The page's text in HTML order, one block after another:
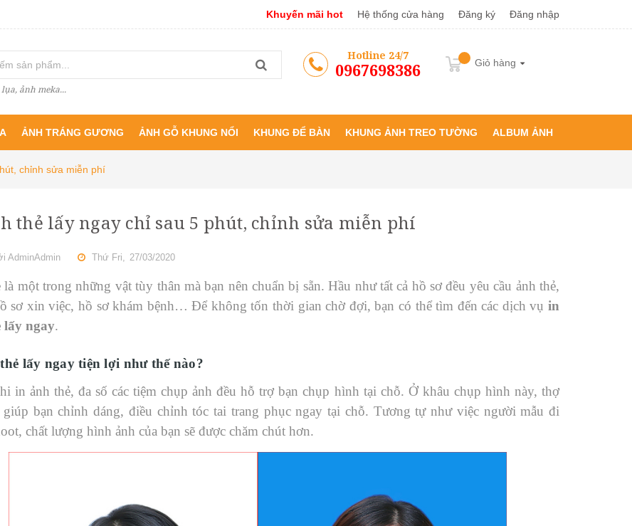
Khuyến mãi hot Hệ thống cửa hàng Đăng ký Đăng nhập
ảnh meka...
Hotline 24/7
0967698386 Giỏ hàng
ẢNH TRÁNG GƯƠNG ẢNH GỖ KHUNG NỔI KHUNG ĐỂ BÀN KHUNG ẢNH TREO TƯỜNG ALBUM ẢNH
chỉnh sửa miễn phí
thẻ lấy ngay chỉ sau 5 phút, chỉnh sửa miễn phí
AdminAdmin Thứ Fri, 27/03/2020
là một trong những vật tùy thân mà bạn nên chuẩn bị sẵn. Hầu như tất cả hồ sơ đều yêu cầu ảnh thẻ,
sơ xin việc, hồ sơ khám bệnh… Để không tốn thời gian chờ đợi, bạn có thể tìm đến các dịch vụ in
lấy ngay.
lấy ngay tiện lợi như thế nào?
in ảnh thẻ, đa số các tiệm chụp ảnh đều hỗ trợ bạn chụp hình tại chỗ. Ở khâu chụp hình này, thợ
giúp bạn chỉnh dáng, điều chỉnh tóc tai trang phục ngay tại chỗ. Tương tự như việc người mẫu đi
chất lượng hình ảnh của bạn sẽ được chăm chút hơn.